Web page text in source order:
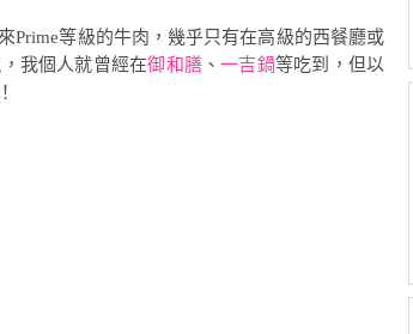
Prime等級的牛肉，幾乎只有在高級的西餐廳或
我個人就曾經在御和膳 、一吉鍋等吃到，但以